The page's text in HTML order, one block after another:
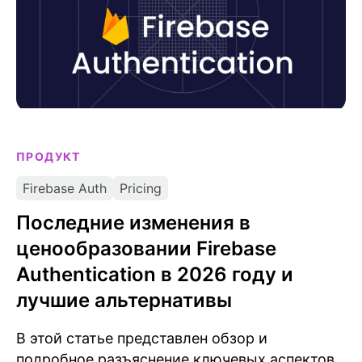
ПРОДУКТ
Firebase Auth Pricing
Последние изменения в
ценообразовании Firebase
Authentication в 2026 году и
лучшие альтернативы
В этой статье представлен обзор и